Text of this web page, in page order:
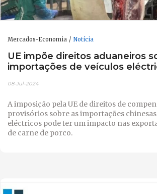
Mercados-Economia Notícia
UE impõe direitos aduaneiros
importações de veículos
08-Jul-2024
A imposição pela UE de direitos de
provisórios sobre as importações
eléctricos pode ter um impacto nas
de carne de porco.